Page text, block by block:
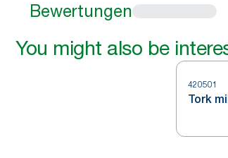
Bewertungen
You might also be
420501
Tork